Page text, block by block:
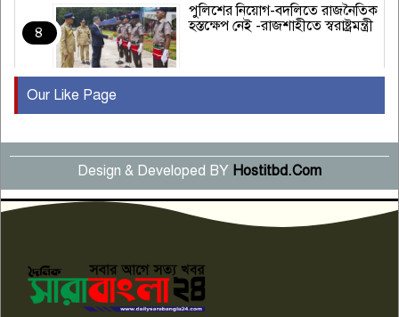
৪
পুলিশের নিয়োগ-বদলিতে রাজনৈতিক
হস্তক্ষেপ নেই -রাজশাহীতে স্বরাষ্ট্রমন্ত্রী
৫
বছর পূর্তি উদযাপন
৬
সংবাদ সম্মেলনে অভিযোগ অস্বীকার
উদ্দেশ্য প্রণোদিত সংবাদ প্রকাশের
প্রতিবাদ নাজির হাসানের
৭
কেটে ঘরে ঢুকে স্কুল শিক্ষিকাকে হত্যা
টয়লেটের ট্যাংকি থেকে লাশ উদ্ধার
Our Like Page
Design & Developed BY Hostitbd.Com